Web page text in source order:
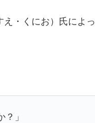
え・くにお）氏によっ
」